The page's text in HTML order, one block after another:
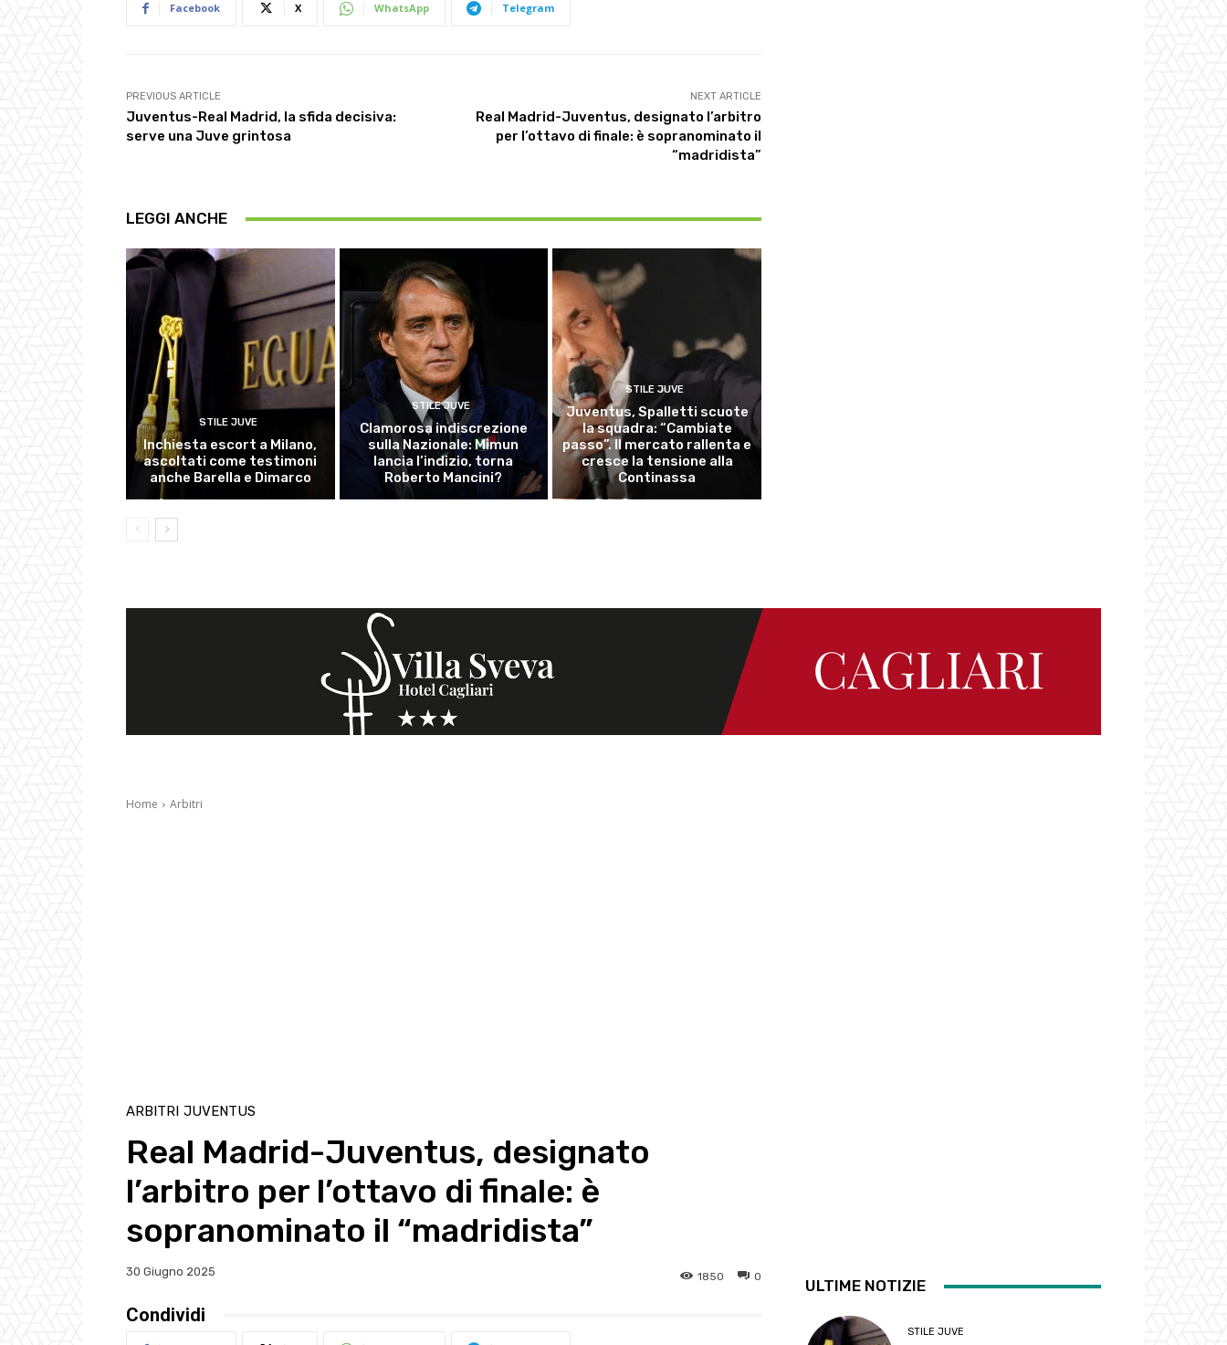
Facebook X WhatsApp Telegram
PREVIOUS ARTICLE
Juventus-Real Madrid, la sfida decisiva:
serve una Juve grintosa
NEXT ARTICLE
Real Madrid-Juventus, designato l’arbitro
per l’ottavo di finale: è sopranominato il
“madridista”
LEGGI ANCHE
STILE JUVE
Inchiesta escort a Milano,
ascoltati come testimoni
anche Barella e Dimarco
STILE JUVE
Clamorosa indiscrezione
sulla Nazionale: Mimun
lancia l’indizio, torna
Roberto Mancini?
STILE JUVE
Juventus, Spalletti scuote
la squadra: “Cambiate
passo”. Il mercato rallenta e
cresce la tensione alla
Continassa